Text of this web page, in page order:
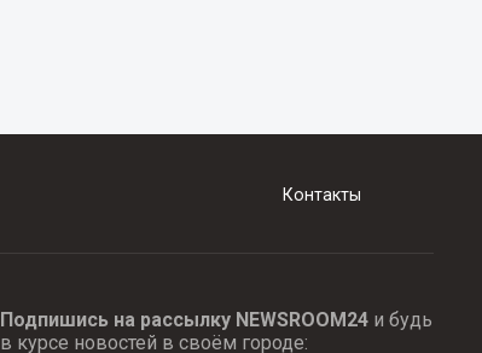
Контакты
Подпишись на рассылку NEWSROOM24и будь
в курсе новостей в своём городе: